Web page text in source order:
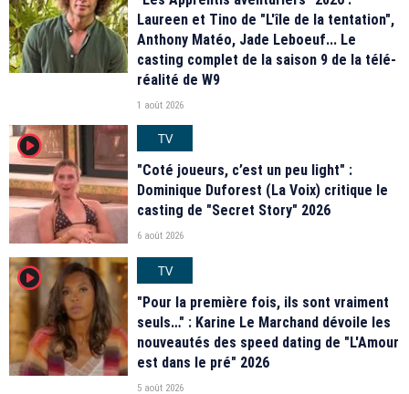
Laureen et Tino de "L'île de la tentation",
Anthony Matéo, Jade Leboeuf... Le
casting complet de la saison 9 de la télé-
réalité de W9
1 août 2026
player2
TV
"Coté joueurs, c’est un peu light" :
Dominique Duforest (La Voix) critique le
casting de "Secret Story" 2026
6 août 2026
player2
TV
"Pour la première fois, ils sont vraiment
seuls…" : Karine Le Marchand dévoile les
nouveautés des speed dating de "L'Amour
est dans le pré" 2026
5 août 2026